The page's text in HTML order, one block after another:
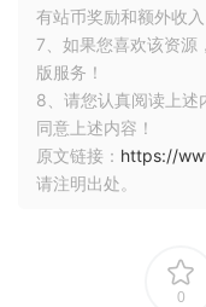
public final void
String
System .out
可以看到转换成java之
有站币奖励和额外收入
7、如果您喜欢该资源
版服务！
8、请您认真阅读上述
同意上述内容！
原文链接： https://
请注明出处。
0